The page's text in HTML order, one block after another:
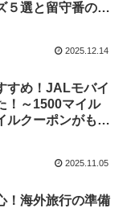
５選と留守番のポ
2025.12.14
すめ！JALモバイ
！～1500マイル
ルクーポンがもら
2025.11.05
！海外旅行の準備